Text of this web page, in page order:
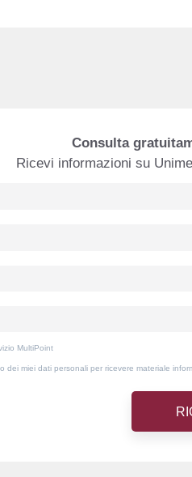
Consulta
Ricevi informazioni su
MultiPoint
dei miei dati personali per ricevere materiale